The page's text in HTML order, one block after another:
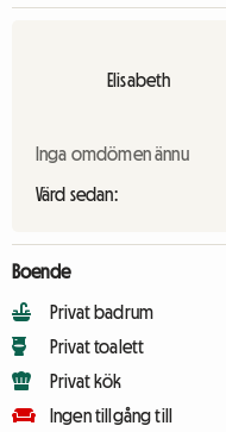
Elisabeth
Inga omdömen ännu
Värd sedan:
Boende
Privat badrum
Privat toalett
Privat kök
Ingen tillgång till